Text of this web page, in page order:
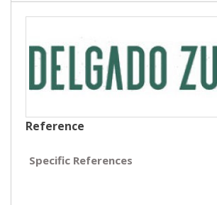
Reference
Specific References